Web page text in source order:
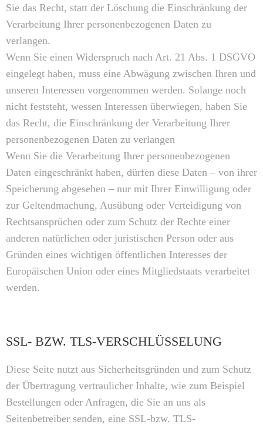
Sie das Recht, statt der Löschung die Einschränkung der
Verarbeitung Ihrer personenbezogenen Daten zu
verlangen.
Wenn Sie einen Widerspruch nach Art. 21 Abs. 1 DSGVO
eingelegt haben, muss eine Abwägung zwischen Ihren und
unseren Interessen vorgenommen werden. Solange noch
nicht feststeht, wessen Interessen überwiegen, haben Sie
das Recht, die Einschränkung der Verarbeitung Ihrer
personenbezogenen Daten zu verlangen
Wenn Sie die Verarbeitung Ihrer personenbezogenen
Daten eingeschränkt haben, dürfen diese Daten – von ihrer
Speicherung abgesehen – nur mit Ihrer Einwilligung oder
zur Geltendmachung, Ausübung oder Verteidigung von
Rechtsansprüchen oder zum Schutz der Rechte einer
anderen natürlichen oder juristischen Person oder aus
Gründen eines wichtigen öffentlichen Interesses der
Europäischen Union oder eines Mitgliedstaats verarbeitet
werden.
SSL- BZW. TLS-VERSCHLÜSSELUNG
Diese Seite nutzt aus Sicherheitsgründen und zum Schutz
der Übertragung vertraulicher Inhalte, wie zum Beispiel
Bestellungen oder Anfragen, die Sie an uns als
Seitenbetreiber senden, eine SSL-bzw. TLS-